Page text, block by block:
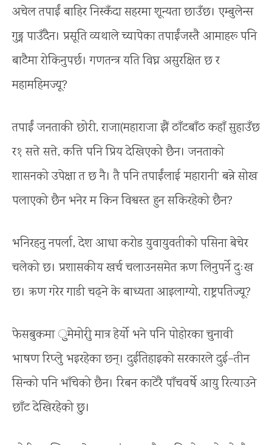
अचेल तपाईं बाहिर निस्कँदा सहरमा शून्यता छाउँछ। एम्बुलेन्स
गुड्न पाउँदैन। प्रसूति व्यथाले च्यापेका तपाईंजस्तै आमाहरू पनि
बाटैमा रोकिनुपर्छ। गणतन्त्र यति विघ्न असुरक्षित छ र
महामहिमज्यू?
तपाईं जनताकी छोरी, राजा(महाराजा झैं ठाँटबाँठ कहाँ सुहाउँछ
र१ सत्ते सत्ते, कत्ति पनि प्रिय देखिएको छैन। जनताको
शासनको उपेक्षा त छ नै। तै पनि तपाईंलाई ‘महारानी’ बन्ने सोख
पलाएको छैन भनेर म किन विश्वस्त हुन सकिरहेको छैन?
भनिरहनु नपर्ला, देश आधा करोड युवायुवतीको पसिना बेचेर
चलेको छ। प्रशासकीय खर्च चलाउनसमेत ऋण लिनुपर्ने दुःख
छ। ऋण गरेर गाडी चढ्ने के बाध्यता आइलाग्यो, राष्ट्रपतिज्यू?
फेसबुकमा ुमेमोरीु मात्र हेर्यो भने पनि पोहोरका चुनावी
भाषण रिप्लेु भइरहेका छन्। दुईतिहाइको सरकारले दुई–तीन
सिन्को पनि भाँचेको छैन। रिबन काटेरै पाँचवर्षे आयु रित्याउने
छाँट देखिरहेको छु।